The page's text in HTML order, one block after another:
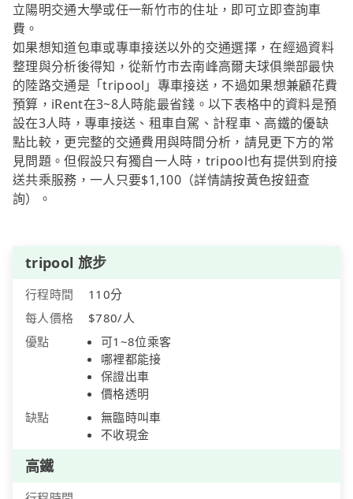
立陽明交通大學或任一新竹市的住址，即可立即查詢車
費。
如果想知道包車或專車接送以外的交通選擇，在經過資料
整理與分析後得知，從新竹市去南峰高爾夫球俱樂部最快
的陸路交通是「tripool」專車接送，不過如果想兼顧花費
預算，iRent在3~8人時能最省錢。以下表格中的資料是預
設在3人時，專車接送、租車自駕、計程車、高鐵的優缺
點比較，更完整的交通費用與時間分析，請見更下方的常
見問題。但假設只有獨自一人時，tripool也有提供到府接
送共乘服務，一人只要$1,100（詳情請按黃色按鈕查
詢）。
tripool 旅步
行程時間
110分
每人價格
$780/人
優點
可1~8位乘客
哪裡都能接
保證出車
價格透明
缺點
無臨時叫車
不收現金
高鐵